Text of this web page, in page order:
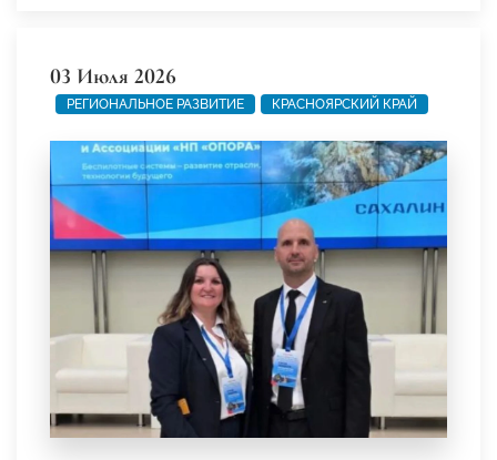
03 Июля 2026
РЕГИОНАЛЬНОЕ РАЗВИТИЕ КРАСНОЯРСКИЙ КРАЙ